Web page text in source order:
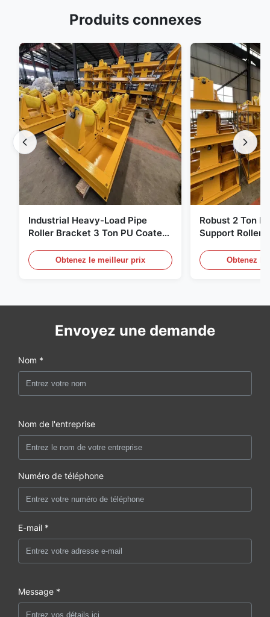
Produits connexes
Industrial Heavy-Load Pipe
Roller Bracket 3 Ton PU Coated
Stand
Obtenez le meilleur prix
Robust 2 Ton
Support Roller
Pipe
Obtenez
Envoyez une demande
Nom *
Nom de l'entreprise
Numéro de téléphone
E-mail *
Message *